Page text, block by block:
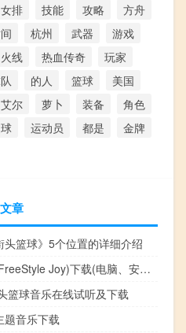
女排 技能 攻略
方舟
杭州 武器
游戏
火线 热血传奇
玩家
的人 篮球
美国
艾尔 萝卜 装备
角色
运动员 都是
金牌
章
头篮球》5个位置的详细介绍
街头篮球(FreeStyle Joy)下载(电脑、安卓和IOS所有版本)
篮球音乐在线试听及下载
题音乐下载